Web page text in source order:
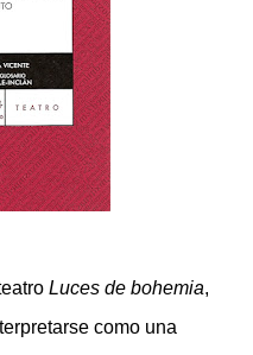
Luces de bohemia,
como una